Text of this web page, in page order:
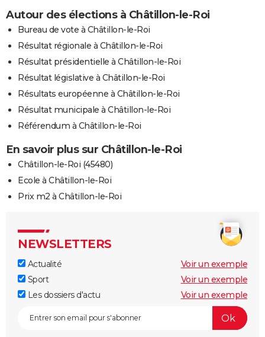
Autour des élections à Châtillon-le-Roi
Bureau de vote à Châtillon-le-Roi
Résultat régionale à Châtillon-le-Roi
Résultat présidentielle à Châtillon-le-Roi
Résultat législative à Châtillon-le-Roi
Résultats européenne à Châtillon-le-Roi
Résultat municipale à Châtillon-le-Roi
Référendum à Châtillon-le-Roi
En savoir plus sur Châtillon-le-Roi
Châtillon-le-Roi (45480)
Ecole à Châtillon-le-Roi
Prix m2 à Châtillon-le-Roi
NEWSLETTERS
Actualité
Voir un exemple
Sport
Voir un exemple
Les dossiers d'actu
Voir un exemple